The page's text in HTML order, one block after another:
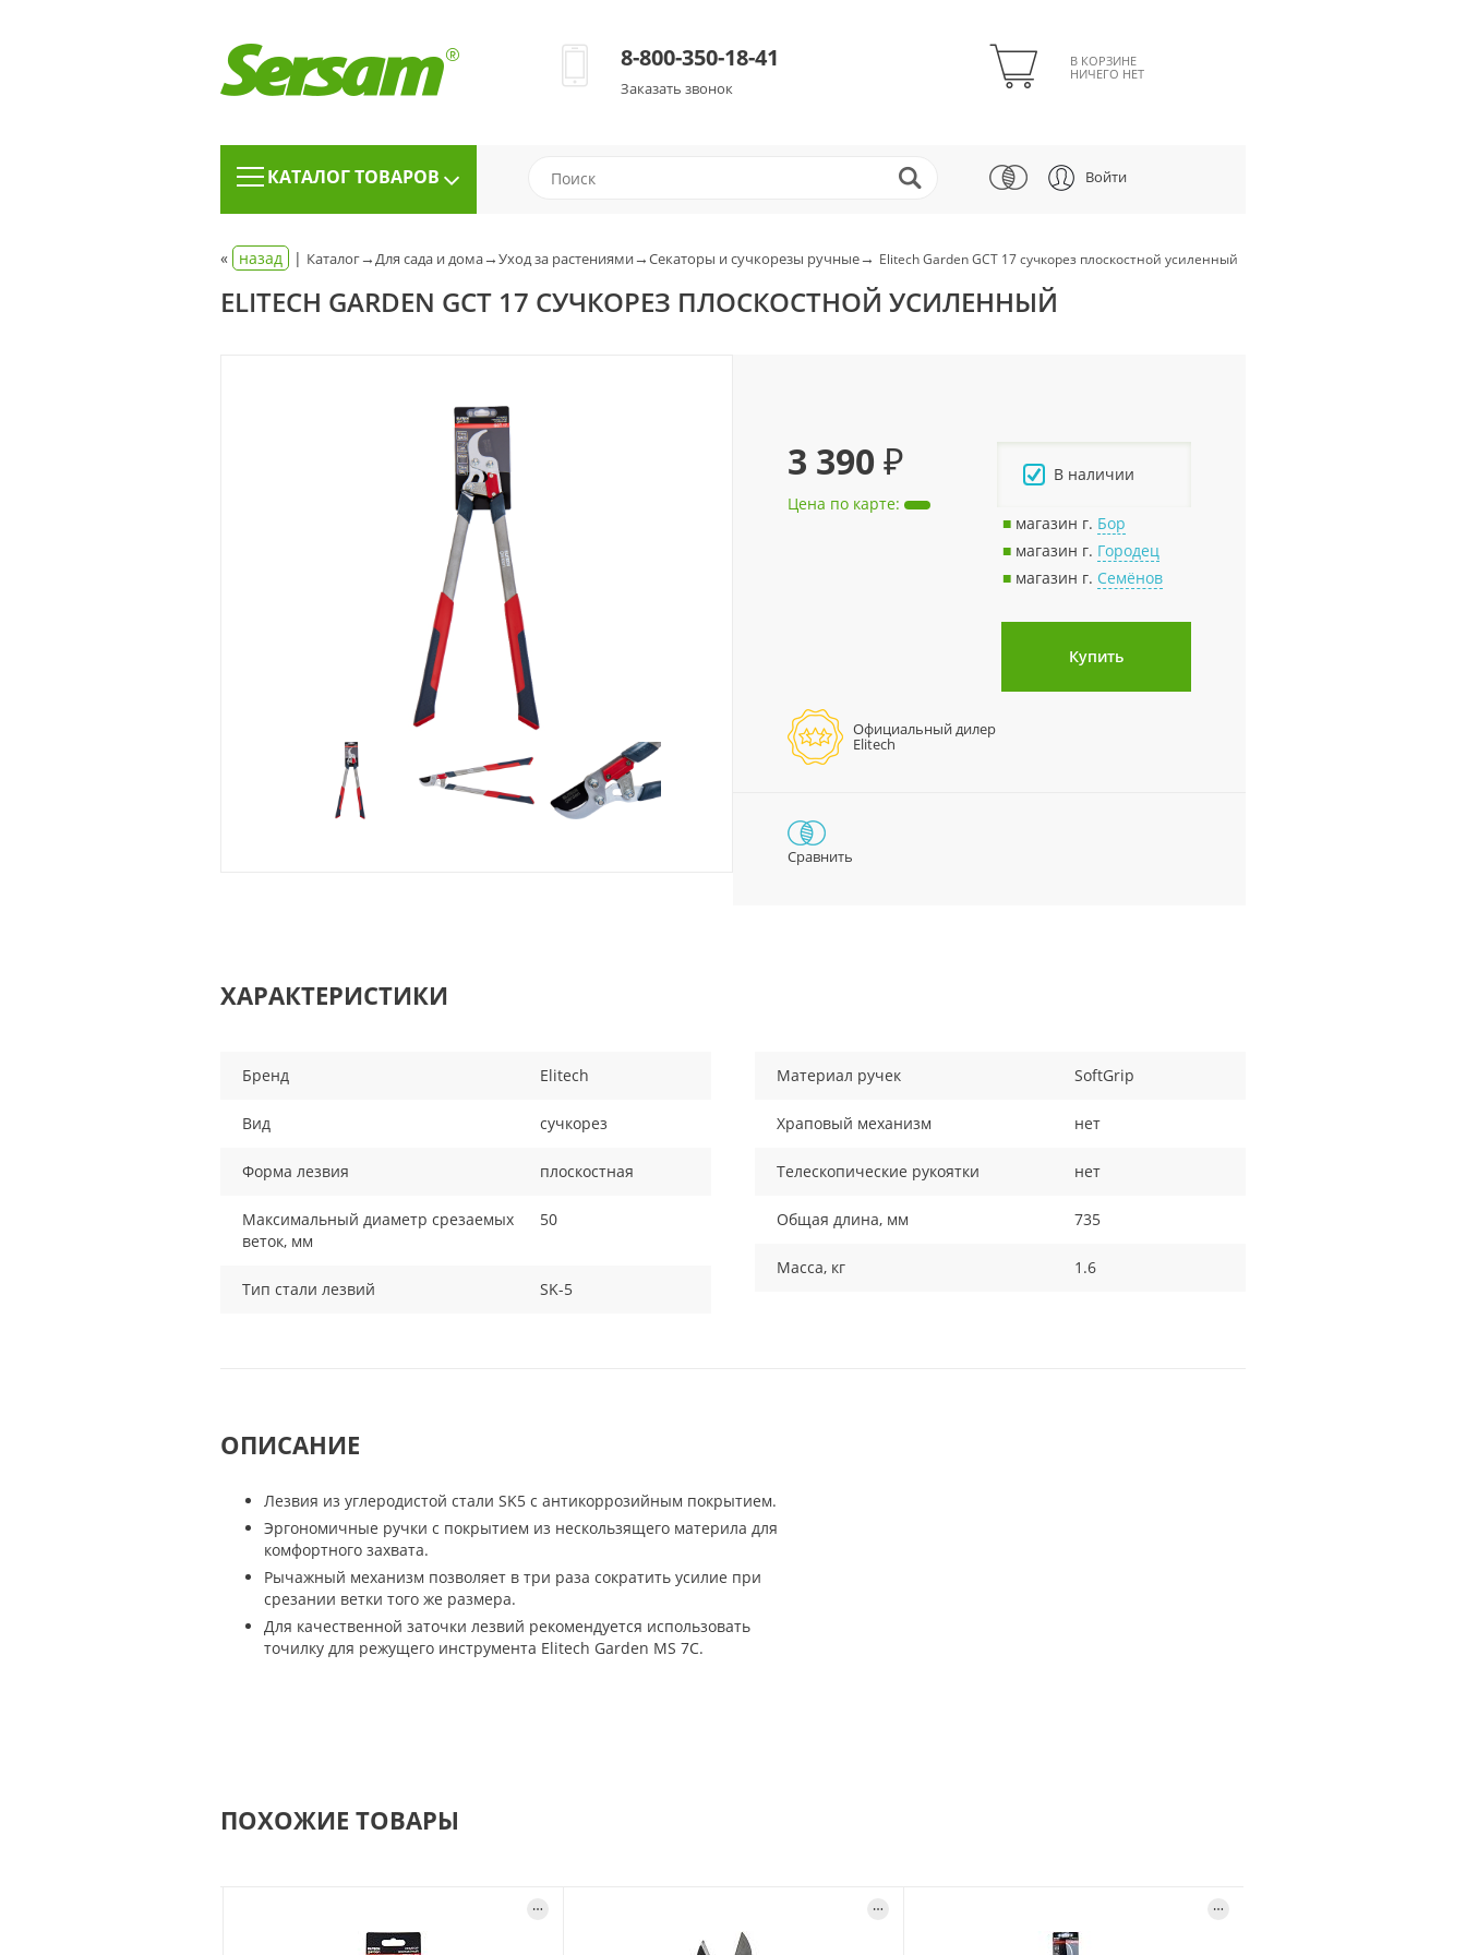
8-800-350-18-41
Заказать звонок
В КОРЗИНЕ
НИЧЕГО НЕТ
КАТАЛОГ ТОВАРОВ Войти
« назад | Каталог→Для сада и дома→Уход за растениями→Секаторы и сучкорезы ручные→ Elitech Garden GCT 17 сучкорез плоскостной усиленный
ELITECH GARDEN GCT 17 СУЧКОРЕЗ ПЛОСКОСТНОЙ УСИЛЕННЫЙ
3 390 ₽
Цена по карте:
В наличии
■ магазин г. Бор
■ магазин г. Городец
■ магазин г. Семёнов
Купить
Официальный дилер
Elitech
Сравнить
ХАРАКТЕРИСТИКИ
Бренд Elitech
Вид сучкорез
Форма лезвия плоскостная
Максимальный диаметр срезаемых
веток, мм
50
Тип стали лезвий SK-5
Материал ручек SoftGrip
Храповый механизм нет
Телескопические рукоятки нет
Общая длина, мм 735
Масса, кг 1.6
ОПИСАНИЕ
Лезвия из углеродистой стали SK5 с антикоррозийным покрытием.
Эргономичные ручки с покрытием из нескользящего материла для
комфортного захвата.
Рычажный механизм позволяет в три раза сократить усилие при
срезании ветки того же размера.
Для качественной заточки лезвий рекомендуется использовать
точилку для режущего инструмента Elitech Garden MS 7C.
ПОХОЖИЕ ТОВАРЫ